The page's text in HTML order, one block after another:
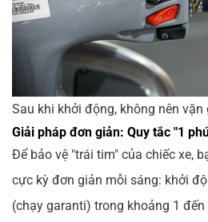
Sau khi khởi động, không nên vặn
Giải pháp đơn giản: Quy tắc "1
Để bảo vệ "trái tim" của chiếc xe,
cực kỳ đơn giản mỗi sáng: khởi
(chạy garanti) trong khoảng 1 đến